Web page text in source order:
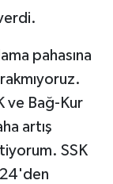
pahasına
ve Bağ-Kur
artış
SSK